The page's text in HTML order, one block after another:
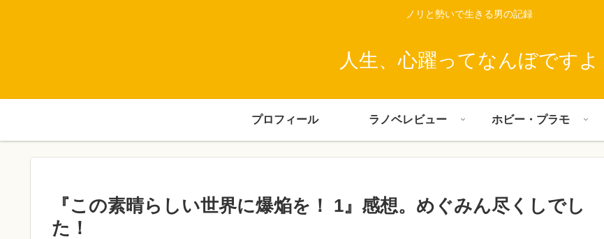
ノリと勢いで生きる男の記録
人生、心躍ってなんぼですよ
プロフィール ラノベレビュー ホビー・プラモ
『この素晴らしい世界に爆焔を！ 1』感想。めぐみん尽くしでし
た！